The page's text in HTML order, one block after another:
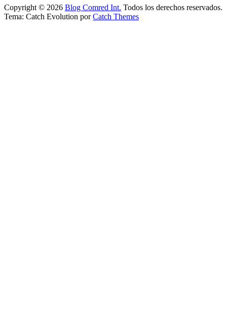
Copyright © 2026 Blog Comred Int. Todos los derechos reservados.
Tema: Catch Evolution porCatch Themes